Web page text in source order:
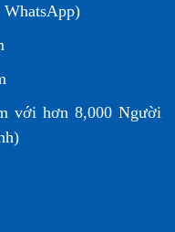
với hơn 8,000 Người
)